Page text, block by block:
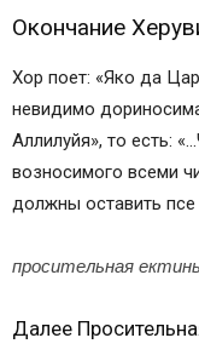
Окончание
Хор поет: «Яко да
невидимо
Аллилуйя», то есть:
возносимого всеми
должны оставить
просительная
Далее